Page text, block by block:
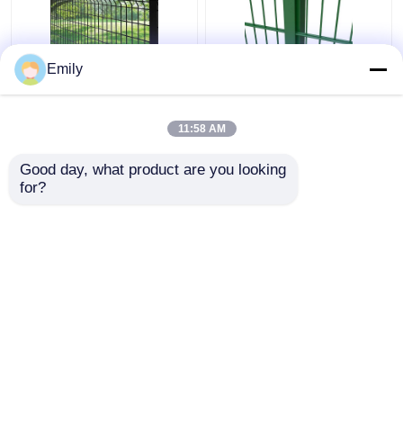
বর্গাকার পোস্ট সহ
ভালো দাম
৬/৫/৬মিমি তার
ভালো দাম
Emily
11:58 AM
Good day, what product are you looking
for?